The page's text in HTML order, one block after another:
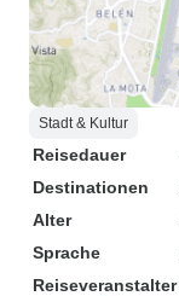
Stadt & Kultur
Reisedauer
Destinationen
Alter
Sprache
Reiseveranstalter